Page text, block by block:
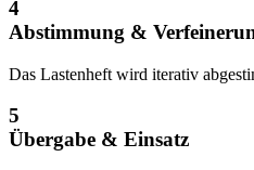
4
Abstimmung &
Das Lastenheft wird iterativ
5
Übergabe & Einsatz